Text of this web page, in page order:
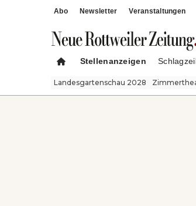
Abo Newsletter Veranstaltungen
Stellenanzeigen
Landesgartenschau 2028